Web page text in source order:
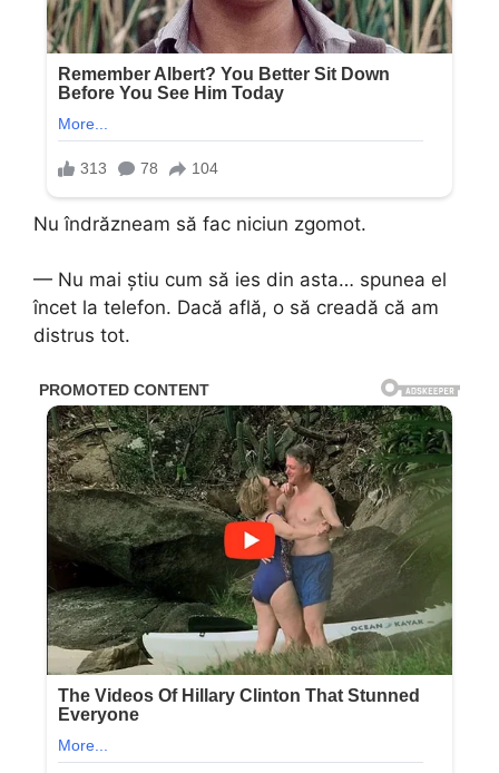
Nu îndrăzneam să fac niciun zgomot.
— Nu mai știu cum să ies din asta… spunea el
încet la telefon. Dacă află, o să creadă că am
distrus tot.